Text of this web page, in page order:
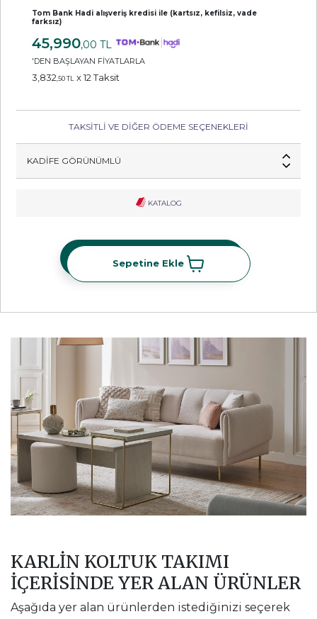
Tom Bank Hadi alışveriş kredisi ile (kartsız, kefilsiz, vade
farksız)
45,990,00 TL
'DEN BAŞLAYAN FİYATLARLA
3,832,50 TL x 12 Taksit
TAKSİTLİ VE DİĞER ÖDEME SEÇENEKLERİ
KADIFE GÖRÜNÜMLÜ
KATALOG
Sepetine Ekle
Sepetine Ekle
KARLIN KOLTUK TAKIMI
İÇERİSİNDE YER ALAN ÜRÜNLER
Aşağıda yer alan ürünlerden istediğinizi seçerek